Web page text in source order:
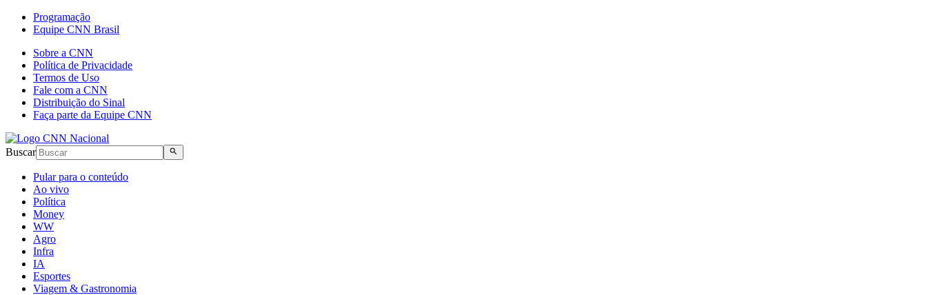
Programação
Equipe CNN Brasil
Sobre a CNN
Política de Privacidade
Termos de Uso
Fale com a CNN
Distribuição do Sinal
Faça parte da Equipe CNN
Buscar
Pular para o conteúdo
Ao vivo
Política
Money
WW
Agro
Infra
IA
Esportes
Viagem & Gastronomia